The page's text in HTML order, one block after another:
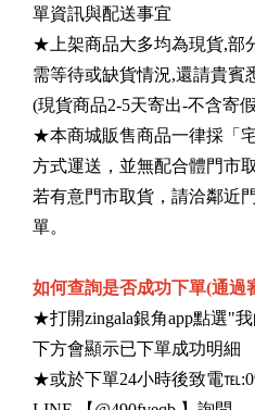
單資訊與配送事宜
★上架商品大多均為現貨,部
需等待或缺貨情況,還請貴賓
(現貨商品2-5天寄出-不含寄
★本商城販售商品一律採「
方式運送，並無配合體門市
若有意門市取貨，請洽鄰近
單。
如何查詢是否成功下單(通過
★打開zingala銀角app點選"
下方會顯示已下單成功明細
★或於下單24小時後致電